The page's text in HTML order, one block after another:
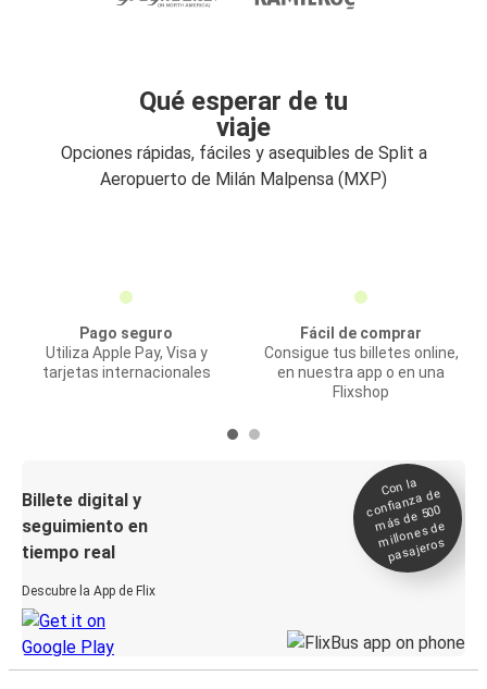
Qué esperar de tu
viaje
Opciones rápidas, fáciles y asequibles de Split a
Aeropuerto de Milán Malpensa (MXP)
Pago seguro
Utiliza Apple Pay, Visa y
tarjetas internacionales
Fácil de comprar
Consigue tus billetes online,
en nuestra app o en una
Flixshop
Billete digital y
seguimiento en
tiempo real
Descubre la App de Flix
Con la
confianza de
más de 500
millones de
pasajeros